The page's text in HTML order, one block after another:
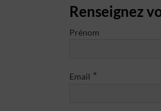
Renseignez
Prénom
Email *